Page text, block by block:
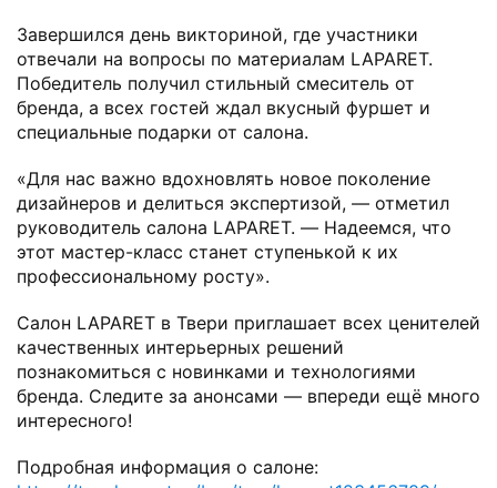
Завершился день викториной, где участники
отвечали на вопросы по материалам LAPARET.
Победитель получил стильный смеситель от
бренда, а всех гостей ждал вкусный фуршет и
специальные подарки от салона.
«Для нас важно вдохновлять новое поколение
дизайнеров и делиться экспертизой, — отметил
руководитель салона LAPARET. — Надеемся, что
этот мастер-класс станет ступенькой к их
профессиональному росту».
Салон LAPARET в Твери приглашает всех ценителей
качественных интерьерных решений
познакомиться с новинками и технологиями
бренда. Следите за анонсами — впереди ещё много
интересного!
Подробная информация о салоне: